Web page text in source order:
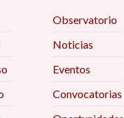
Observatorio
Noticias
Eventos
Convocatorias